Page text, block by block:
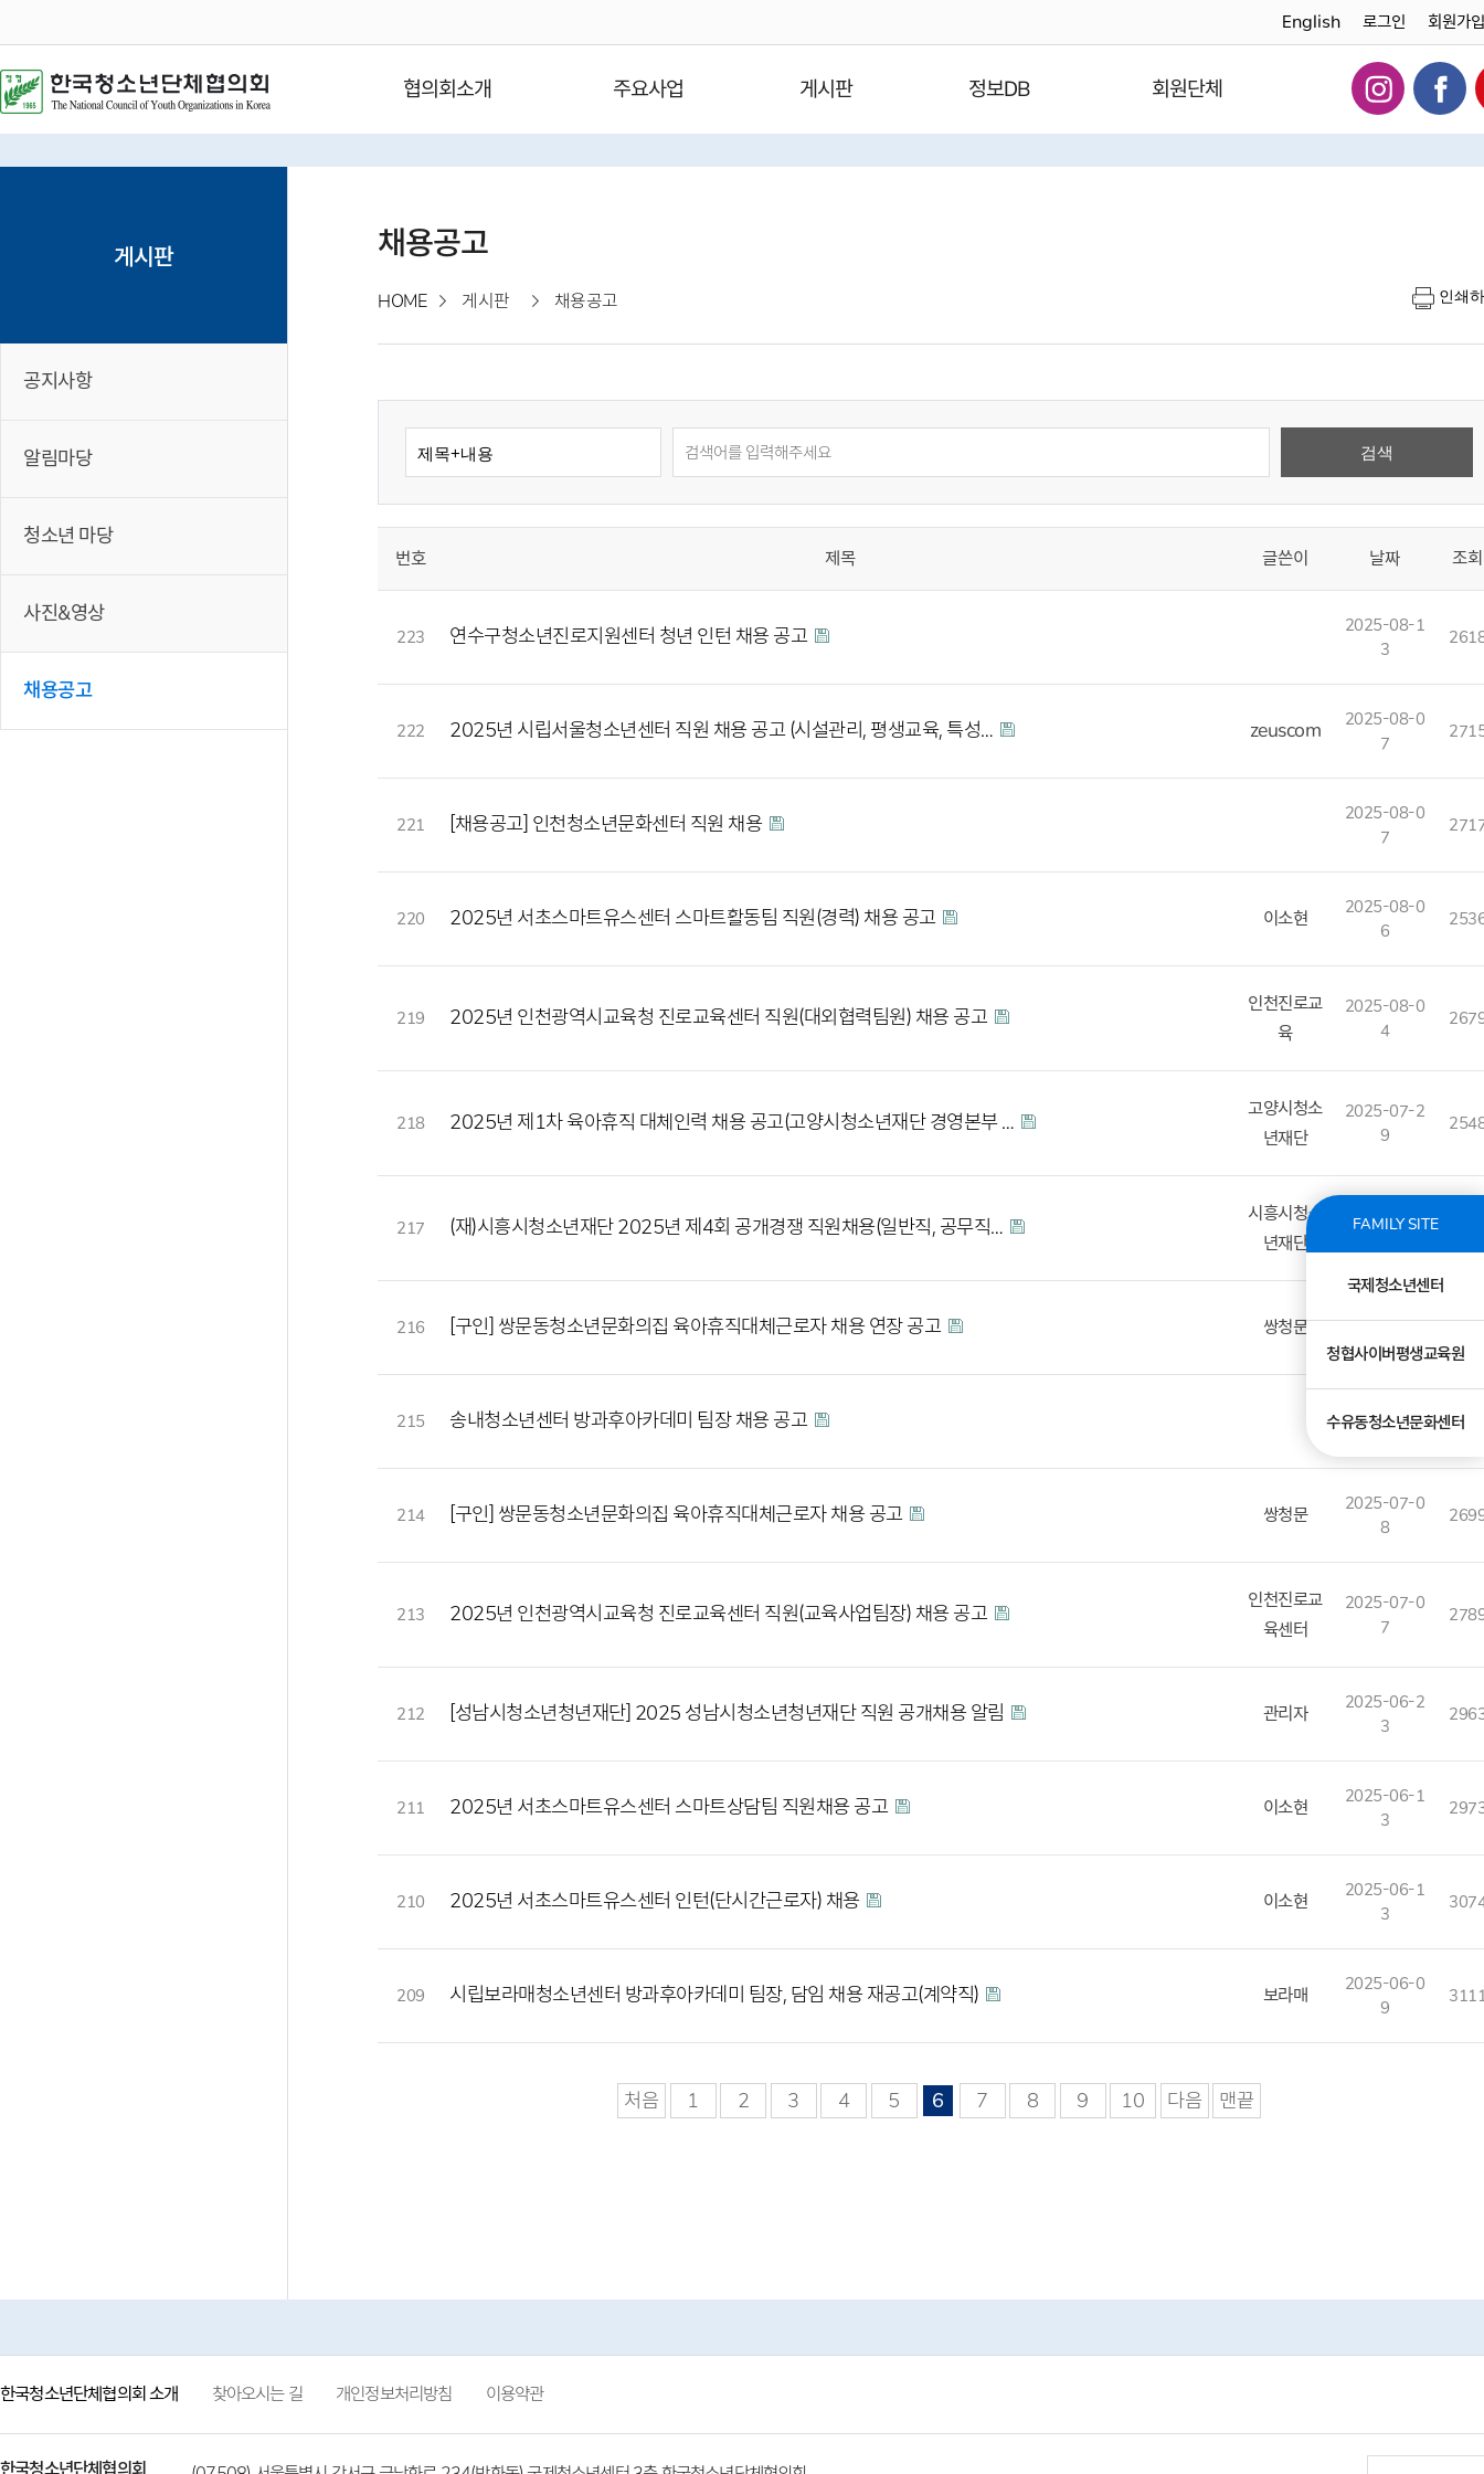
English 로그인 회원가입
협의회소개 주요사업 게시판 정보DB 회원단체
FAMILY SITE
국제청소년센터
청협사이버평생교육원
수유동청소년문화센터
게시판
공지사항
알림마당
청소년 마당
사진&영상
채용공고
채용공고
HOME 게시판 채용공고 인쇄
번호 제목 글쓴이 날짜 조회
223 연수구청소년진로지원센터 청년 인턴 채용 공고
2025-08-1
3
222 2025년 시립서울청소년센터 직원 채용 공고 (시설관리, 평생교육, 특성… zeuscom
2025-08-0
7
221 [채용공고] 인천청소년문화센터 직원 채용
2025-08-0
7
220 2025년 서초스마트유스센터 스마트활동팀 직원(경력) 채용 공고 이소현
2025-08-0
6
219 2025년 인천광역시교육청 진로교육센터 직원(대외협력팀원) 채용 공고
인천진로교
육
2025-08-0
4
218 2025년 제1차 육아휴직 대체인력 채용 공고(고양시청소년재단 경영본부 …
고양시청소
년재단
2025-07-2
9
217 (재)시흥시청소년재단 2025년 제4회 공개경쟁 직원채용(일반직, 공무직…
시흥시청소
년재단
2025-07-2
216 [구인] 쌍문동청소년문화의집 육아휴직대체근로자 채용 연장 공고 쌍청문
2025-07-2
4
215 송내청소년센터 방과후아카데미 팀장 채용 공고
2025-07-2
2
214 [구인] 쌍문동청소년문화의집 육아휴직대체근로자 채용 공고 쌍청문
2025-07-0
8
213 2025년 인천광역시교육청 진로교육센터 직원(교육사업팀장) 채용 공고
인천진로교
육센터
2025-07-0
7
212 [성남시청소년청년재단] 2025 성남시청소년청년재단 직원 공개채용 알림 관리자
2025-06-2
3
211 2025년 서초스마트유스센터 스마트상담팀 직원채용 공고 이소현
2025-06-1
3
210 2025년 서초스마트유스센터 인턴(단시간근로자) 채용 이소현
2025-06-1
3
209 시립보라매청소년센터 방과후아카데미 팀장, 담임 채용 재공고(계약직) 보라매
2025-06-0
9
처음 1 2 3 4 5 6 7 8 9 10 다음 맨끝
한국청소년단체협의회 소개 찾아오시는 길 개인정보처리방침 이용약관
한국청소년단체협의회